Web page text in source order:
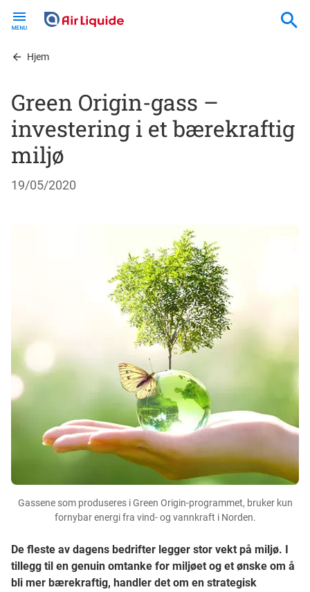
contentHjem
Green Origin-gass –
investering i et bærekraftig
miljø
19/05/2020
Gassene som produseres i Green Origin-programmet, bruker kun
fornybar energi fra vind- og vannkraft i Norden.
De fleste av dagens bedrifter legger stor vekt på miljø. I
tillegg til en genuin omtanke for miljøet og et ønske om å
bli mer bærekraftig, handler det om en strategisk